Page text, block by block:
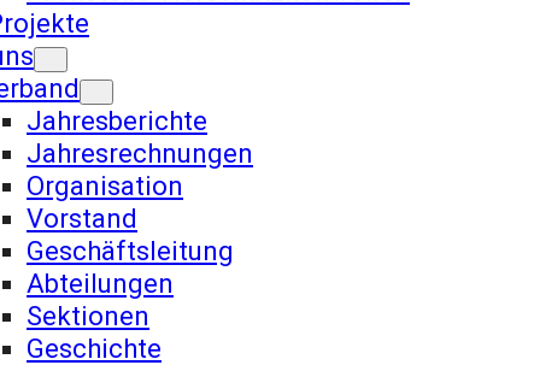
Jahresberichte
Jahresrechnungen
Organisation
Vorstand
Geschäftsleitung
Abteilungen
Sektionen
Geschichte